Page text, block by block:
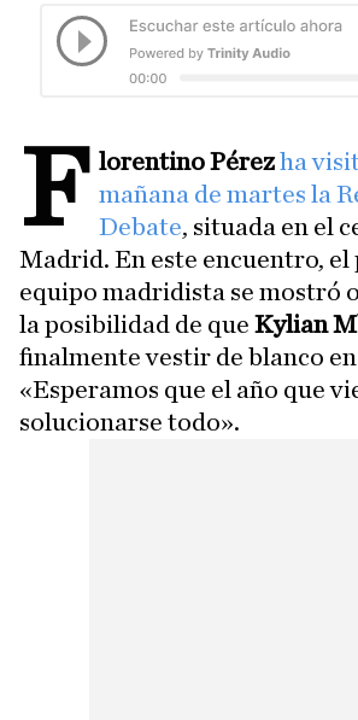
F lorentino Pérezha
mañana de martes la
Debate, situada en el
Madrid. En este encuentro, el
equipo madridista se mostró
la posibilidad de que Kylian
finalmente vestir de blanco
«Esperamos que el año que
solucionarse todo».